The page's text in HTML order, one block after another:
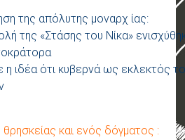
της απόλυτης μοναρχ ίας:
της «Στάσης του Νίκα»
η ιδέα ότι κυβερνά ως εκλεκτός
θρησκείας και ενός δόγματος :